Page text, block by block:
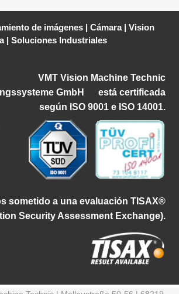
de imágenes |Cámara|Vision
|Soluciones Industriales
VMT Vision Machine Technic
GmbH
está certificada
según ISO 9001 e ISO 14001.
sometido a una evaluación TISAX®
Security Assessment Exchange).